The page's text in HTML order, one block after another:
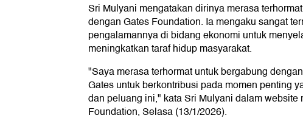
Sri Mulyani mengatakan dirinya merasa
dengan Gates Foundation. Ia mengaku sangat
pengalamannya di bidang ekonomi untuk
meningkatkan taraf hidup masyarakat.
"Saya merasa terhormat untuk bergabung
Gates untuk berkontribusi pada momen penting
dan peluang ini," kata Sri Mulyani dalam website
Foundation, Selasa (13/1/2026).